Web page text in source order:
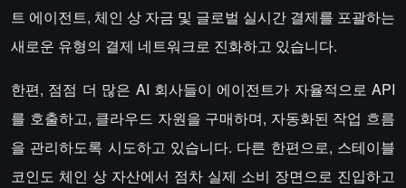
트 에이전트, 체인 상 자금 및 글로벌 실시간 결제를 포괄하는
새로운 유형의 결제 네트워크로 진화하고 있습니다.
한편, 점점 더 많은 AI 회사들이 에이전트가 자율적으로 API
를 호출하고, 클라우드 자원을 구매하며, 자동화된 작업 흐름
을 관리하도록 시도하고 있습니다. 다른 한편으로, 스테이블
코인도 체인 상 자산에서 점차 실제 소비 장면으로 진입하고